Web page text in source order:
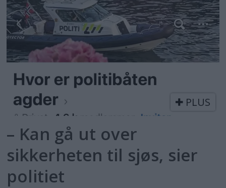
PLUS
– Kan gå ut over
sikkerheten til sjøs, sier
politiet